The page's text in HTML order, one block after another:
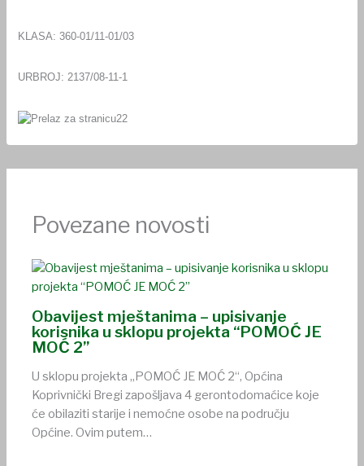
KLASA: 360-01/11-01/03
URBROJ: 2137/08-11-1
Povezane novosti
Obavijest mještanima – upisivanje
korisnika u sklopu projekta “POMOĆ JE
MOĆ 2”
U sklopu projekta „POMOĆ JE MOĆ 2“, Općina
Koprivnički Bregi zapošljava 4 gerontodomaćice koje
će obilaziti starije i nemoćne osobe na području
Općine. Ovim putem…